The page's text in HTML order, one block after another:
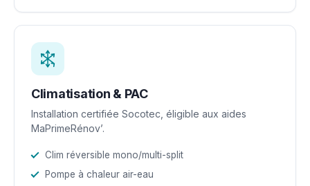
Climatisation & PAC
Installation certifiée Socotec, éligible aux aides
MaPrimeRénov’.
Clim réversible mono/multi-split
Pompe à chaleur air-eau